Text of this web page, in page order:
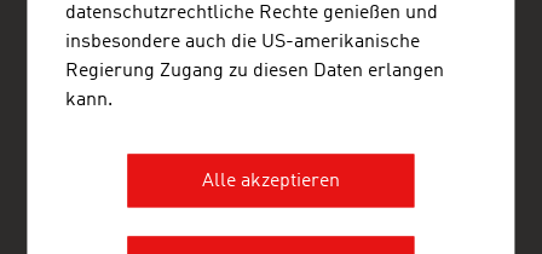
ADVANTAGE AUSTRIA, mit einem weltweiten Netz von rund 100
umfangreiches Serviceangebot. Insgesamt rund 800 Mitarbeiter
unterstützen Sie dabei die richtigen Lieferanten und
Geschäftspartner aus Österreich zu finden. Wir organisieren
datenschutzrechtliche Rechte genießen und
insbesondere auch die US-amerikanische
Regierung Zugang zu diesen Daten erlangen
kann.
Alle akzeptieren